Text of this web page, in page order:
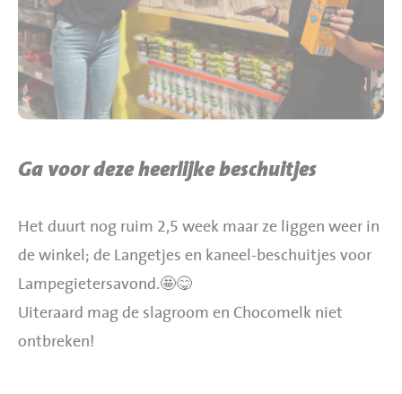
Jumbo Huibers Specials
Ga voor deze heerlijke beschuitjes
Het duurt nog ruim 2,5 week maar ze liggen weer in
de winkel; de Langetjes en kaneel-beschuitjes voor
Lampegietersavond.🤩😋
Uiteraard mag de slagroom en Chocomelk niet
ontbreken!